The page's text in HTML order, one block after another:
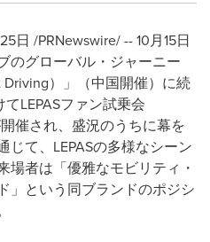
25日 /PRNewswire/ -- 10月15日
のグローバル・ジャーニー
Driving）」（中国開催）に続
てLEPASファン試乗会
催され、盛況のうちに幕を
て、 LEPASの多様なシーン
場者は「優雅なモビリティ・
」という同ブランドのポジシ